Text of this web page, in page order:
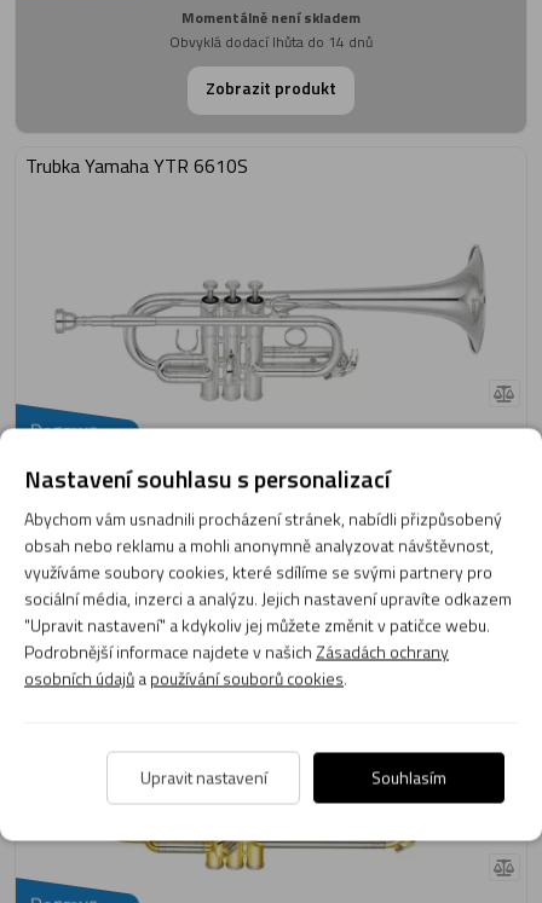
Momentálně není skladem
Obvyklá dodací lhůta do 14 dnů
Zobrazit produkt
Trubka Yamaha YTR 6610S
Doprava
Momentálně není skladem
Obvyklá dodací lhůta do 14 dnů
Zobrazit produkt
Trubka perinetová Yamaha YTR 8335RG
Nastavení souhlasu s personalizací
Abychom vám usnadnili procházení stránek, nabídli přizpůsobený
obsah nebo reklamu a mohli anonymně analyzovat návštěvnost,
využíváme soubory cookies, které sdílíme se svými partnery pro
sociální média, inzerci a analýzu. Jejich nastavení upravíte odkazem
"Upravit nastavení" a kdykoliv jej můžete změnit v patičce webu.
Podrobnější informace najdete v našich Zásadách ochrany
osobních údajůapoužívání souborů cookies.
Upravit nastavení Souhlasím